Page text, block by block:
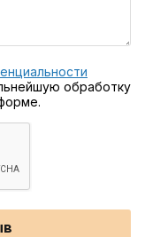
обработку